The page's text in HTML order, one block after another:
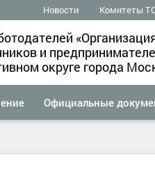
Новости Комитеты
и
округе города
Официальные